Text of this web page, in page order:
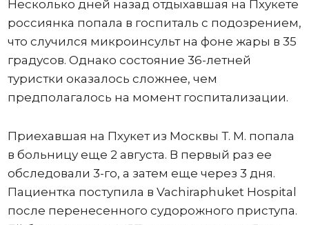
Несколько дней назад отдыхавшая на Пхукете
россиянка попала в госпиталь с подозрением,
что случился микроинсульт на фоне жары в 35
градусов. Однако состояние 36-летней
туристки оказалось сложнее, чем
предполагалось на момент госпитализации.
Приехавшая на Пхукет из Москвы Т. М. попала
в больницу еще 2 августа. В первый раз ее
обследовали 3-го, а затем еще через 3 дня.
Пациентка поступила в Vachiraphuket Hospital
после перенесенного судорожного приступа.